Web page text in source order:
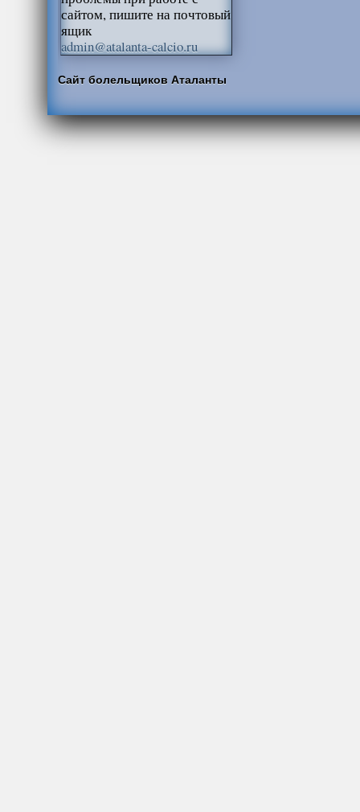
сайтом, пишите на почтовый
ящик
admin@atalanta-calcio.ru
Сайт болельщиков Аталанты